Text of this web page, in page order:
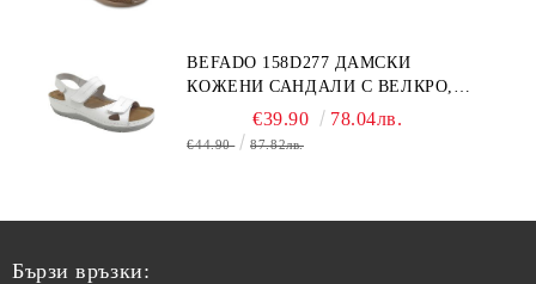
BEFADO 158D277 ДАМСКИ
КОЖЕНИ САНДАЛИ С ВЕЛКРО,
€39.90 78.04лв.
€44.90 87.82лв.
Бързи връзки: